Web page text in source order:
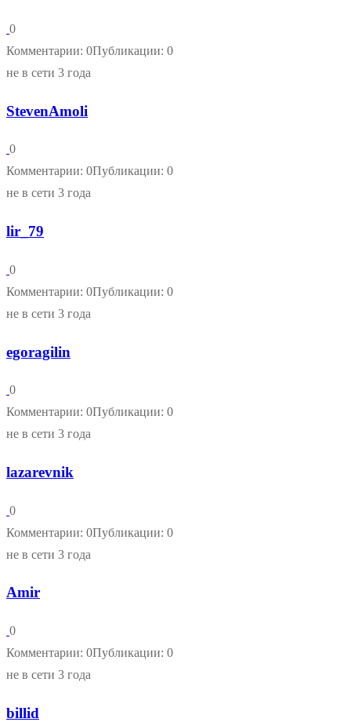
0
Комментарии: 0Публикации: 0
не в сети 3 года
StevenAmoli
0
Комментарии: 0Публикации: 0
не в сети 3 года
lir_79
0
Комментарии: 0Публикации: 0
не в сети 3 года
egoragilin
0
Комментарии: 0Публикации: 0
не в сети 3 года
lazarevnik
0
Комментарии: 0Публикации: 0
не в сети 3 года
Amir
0
Комментарии: 0Публикации: 0
не в сети 3 года
billid